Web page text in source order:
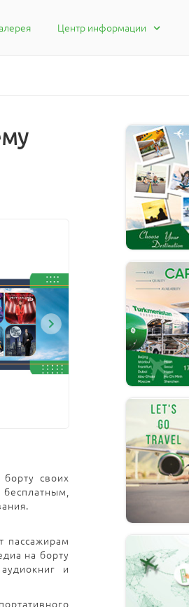
Центр информации
борту своих
бесплатным,
пассажирам
на борту
и